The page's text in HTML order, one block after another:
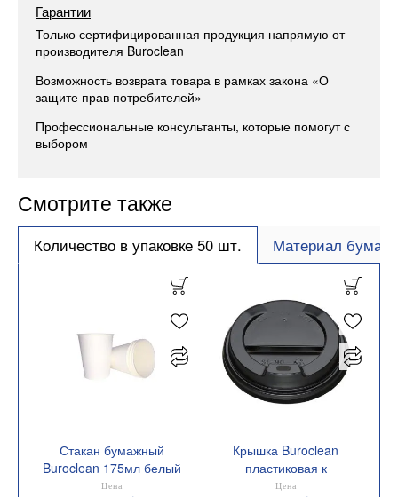
Гарантии
Только сертифицированная продукция напрямую от
производителя Buroclean
Возможность возврата товара в рамках закона «О
защите прав потребителей»
Профессиональные консультанты, которые помогут с
выбором
Смотрите также
Количество в упаковке 50 шт. Материал бумага
Стакан бумажный
Buroclean 175мл белый
50шт/уп 1080029
Цена
Крышка Buroclean
пластиковая к
бумажному стакану D-
Цена